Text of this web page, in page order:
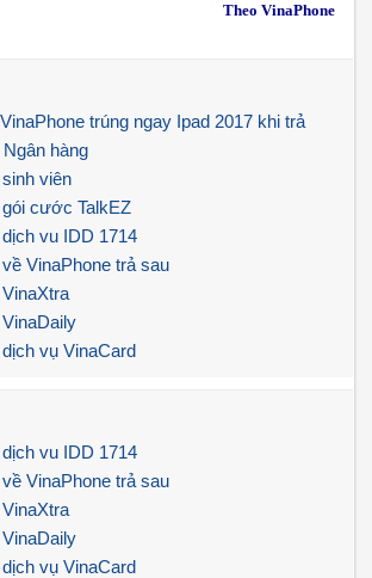
Theo VinaPhone
trúng ngay Ipad 2017 khi trả
hàng
viên
cước TalkEZ
vu IDD 1714
VinaPhone trả sau
vụ VinaCard
vu IDD 1714
VinaPhone trả sau
vụ VinaCard